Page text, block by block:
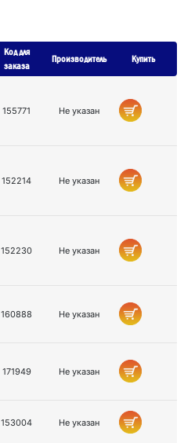
Код для
заказа
Производитель Купить
155771 Не указан
152214 Не указан
152230 Не указан
160888 Не указан
171949 Не указан
153004 Не указан